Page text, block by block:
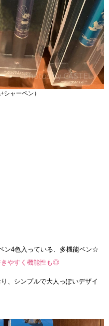
シャーペン）
ン4色入っている、多機能ペン☆
きやすく機能性も◎
、シンプルで大人っぽいデザイ